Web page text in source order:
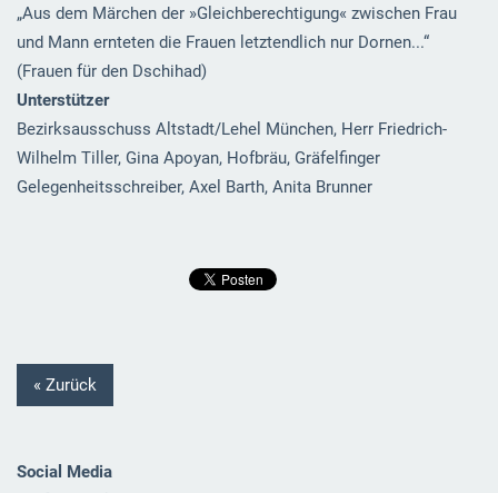
„Aus dem Märchen der »Gleichberechtigung« zwischen Frau
und Mann ernteten die Frauen letztendlich nur Dornen...“
(Frauen für den Dschihad)
Unterstützer
Bezirksausschuss Altstadt/Lehel München, Herr Friedrich-
Wilhelm Tiller, Gina Apoyan, Hofbräu, Gräfelfinger
Gelegenheitsschreiber, Axel Barth, Anita Brunner
« Zurück
Social Media